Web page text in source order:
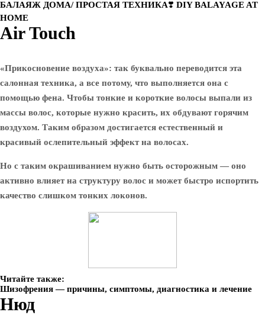
БАЛАЯЖ ДОМА/ ПРОСТАЯ ТЕХНИКА❣️ DIY BALAYAGE AT
HOME
Air Touch
«Прикосновение воздуха»: так буквально переводится эта
салонная техника, а все потому, что выполняется она с
помощью фена. Чтобы тонкие и короткие волосы выпали из
массы волос, которые нужно красить, их обдувают горячим
воздухом. Таким образом достигается естественный и
красивый ослепительный эффект на волосах.
Но с таким окрашиванием нужно быть осторожным — оно
активно влияет на структуру волос и может быстро испортить
качество слишком тонких локонов.
Читайте также:
Шизофрения — причины, симптомы, диагностика и лечение
Нюд